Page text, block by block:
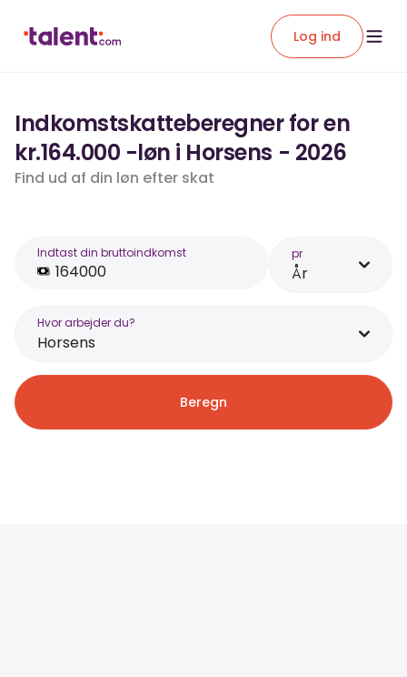
Log ind
Indkomstskatteberegner for en
kr.164.000 -løn i Horsens - 2026
Find ud af din løn efter skat
Indtast din bruttoindkomst pr
År
Hvor arbejder du?
Horsens
Beregn